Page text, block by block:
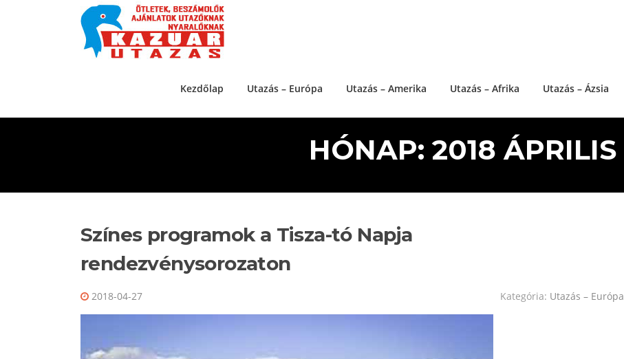
Ugrás a tartalomra
Kezdőlap Utazás – Európa Utazás – Amerika Utazás – Afrika Utazás – Ázsia
HÓNAP: 2018 ÁPRILIS
Színes programok a Tisza-tó Napja
rendezvénysorozaton
2018-04-27 Kategória: Utazás – Európa